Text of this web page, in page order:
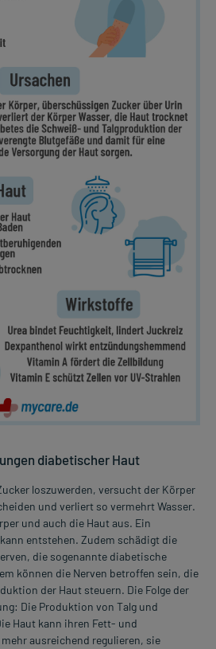
diabetischer Haut
loszuwerden, versucht der Körper
und verliert so vermehrt Wasser.
und auch die Haut aus. Ein
entstehen. Zudem schädigt die
die sogenannte diabetische
können die Nerven betroffen sein, die
der Haut steuern. Die Folge der
Die Produktion von Talg und
Haut kann ihren Fett- und
ausreichend regulieren, sie